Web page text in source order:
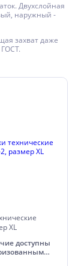
Двухслойная
наружный -
захват даже
XL
доступны